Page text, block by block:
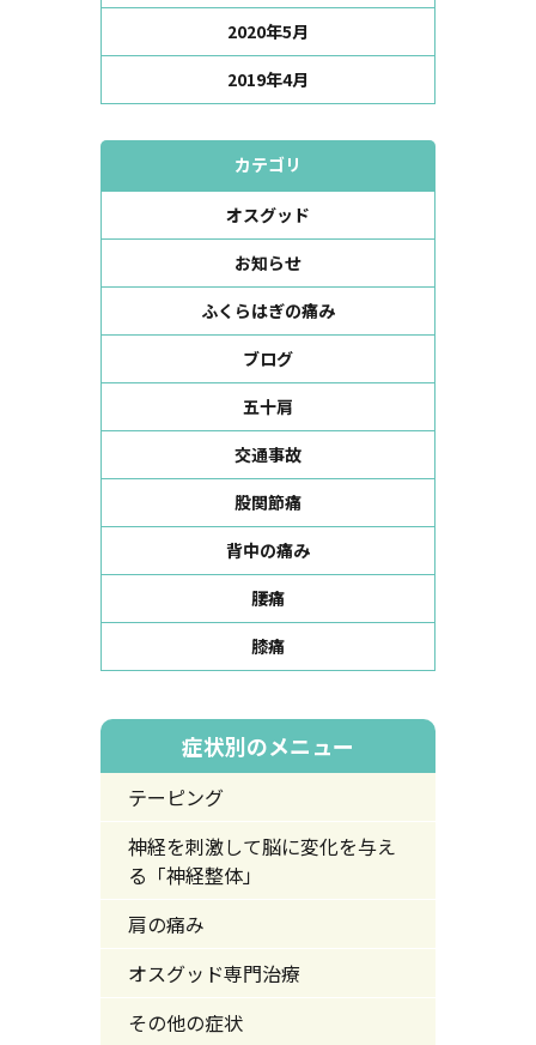
2020年5月
2019年4月
カテゴリ
オスグッド
お知らせ
ふくらはぎの痛み
ブログ
五十肩
交通事故
股関節痛
背中の痛み
腰痛
膝痛
症状別のメニュー
テーピング
神経を刺激して脳に変化を与え
る「神経整体」
肩の痛み
オスグッド専門治療
その他の症状